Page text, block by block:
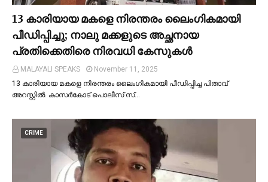
13 കാരിയായ മകളെ നിരന്തരം ലൈംഗികമായി
പീഡിപ്പിച്ചു; നാലു മക്കളുടെ അച്ഛനായ
പ്രതിക്കെതിരെ നിരവധി കേസുകള്‍
MALAYALI SPEAKS
November 11, 2025
13 കാരിയായ മകളെ നിരന്തരം ലൈംഗികമായി പീഡിപ്പിച്ച പിതാവ്
അറസ്റ്റില്‍. കാസർകോട് പൊലീസ് സ്…
CRIME